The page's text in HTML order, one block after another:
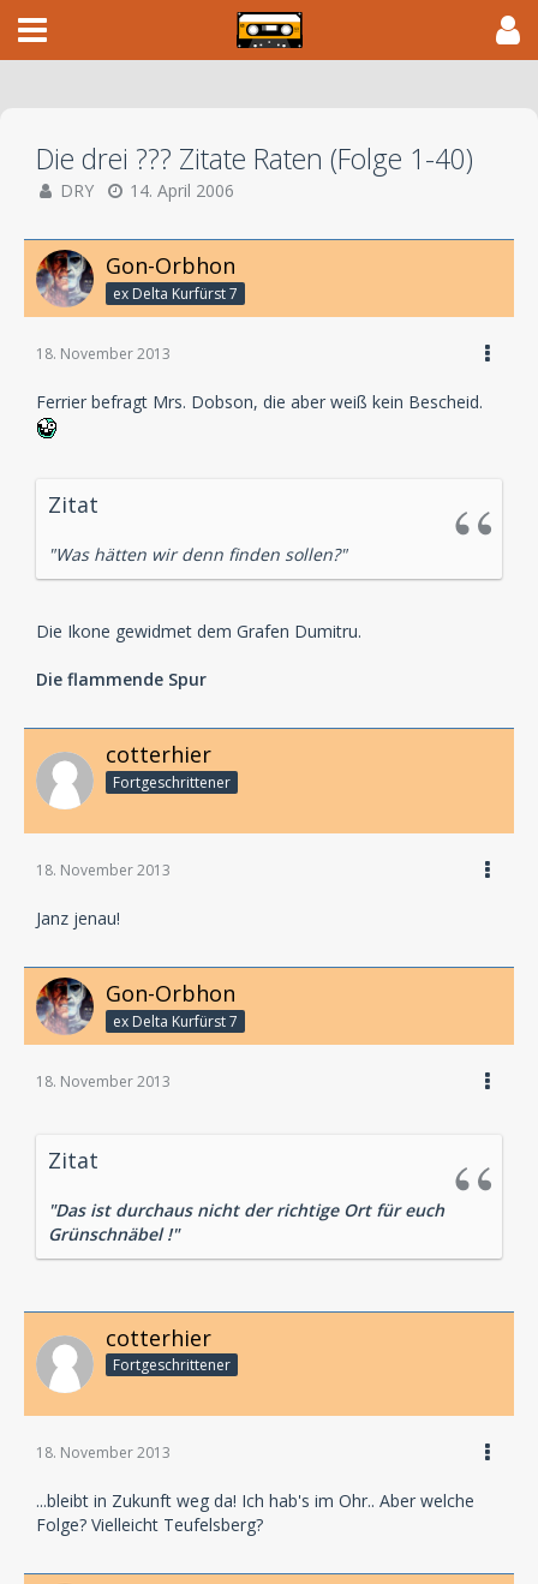
Die drei ??? Zitate Raten (Folge 1-40)
DRY 14. April 2006
Gon-Orbhon
ex Delta Kurfürst 7
18. November 2013
Ferrier befragt Mrs. Dobson, die aber weiß kein Bescheid.
Zitat
"Was hätten wir denn finden sollen?"
Die Ikone gewidmet dem Grafen Dumitru.
Die flammende Spur
cotterhier
Fortgeschrittener
18. November 2013
Janz jenau!
Gon-Orbhon
ex Delta Kurfürst 7
18. November 2013
Zitat
"Das ist durchaus nicht der richtige Ort für euch
Grünschnäbel !"
cotterhier
Fortgeschrittener
18. November 2013
...bleibt in Zukunft weg da! Ich hab's im Ohr.. Aber welche
Folge? Vielleicht Teufelsberg?